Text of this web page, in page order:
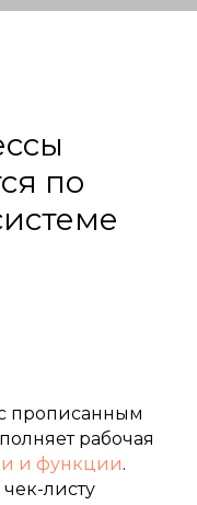
по
с прописанным
рабочая
и функции.
листу